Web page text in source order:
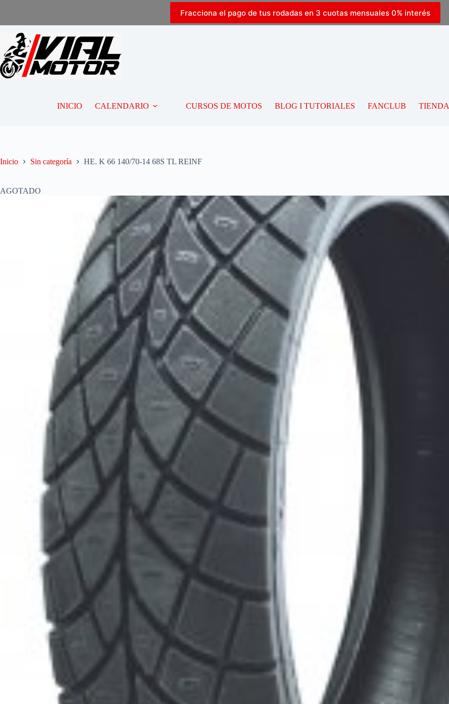
Fracciona el pago de tus rodadas en 3 cuotas mensuales 0% interés
INICIO CALENDARIO CURSOS DE MOTOS BLOG I TUTORIALES FANCLUB TIENDA
Inicio Sin categoría HE. K 66 140/70-14 68S TL REINF
AGOTADO